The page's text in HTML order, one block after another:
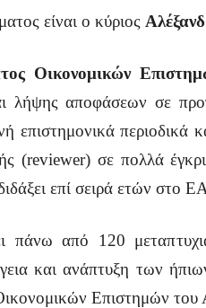
είναι ο κύριος
Οικονομικών
λήψης αποφάσεων σε
επιστημονικά
(reviewer) σε πολλά
επί σειρά ετών στο
πάνω από 120
και ανάπτυξη των
Επιστημών